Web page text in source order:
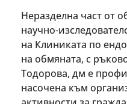
Неразделна част от
научно-
на Клиниката по
на обмяната, с
Тодорова, дм е
насочена към